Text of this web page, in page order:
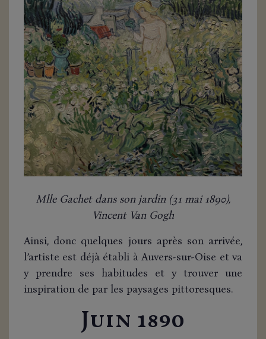
Mlle Gachet dans son jardin (31 mai 1890),
Vincent Van Gogh
Ainsi, donc quelques jours après son arrivée,
l’artiste est déjà établi à Auvers-sur-Oise et va
y prendre ses habitudes et y trouver une
inspiration de par les paysages pittoresques.
Juin 1890